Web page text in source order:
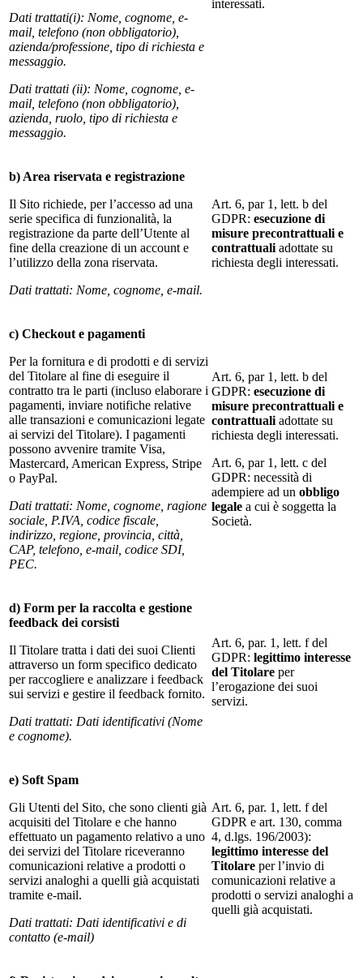
Dati trattati(i): Nome, cognome, e-
mail, telefono (non obbligatorio),
azienda/professione, tipo di richiesta e
messaggio.
Dati trattati (ii): Nome, cognome, e-
mail, telefono (non obbligatorio),
azienda, ruolo, tipo di richiesta e
messaggio.
interessati.
b) Area riservata e registrazione
Il Sito richiede, per l’accesso ad una
serie specifica di funzionalità, la
registrazione da parte dell’Utente al
fine della creazione di un account e
l’utilizzo della zona riservata.
Dati trattati: Nome, cognome, e-mail.
Art. 6, par 1, lett. b del
GDPR: esecuzione di
misure precontrattuali e
contrattuali adottate su
richiesta degli interessati.
c) Checkout e pagamenti
Per la fornitura e di prodotti e di servizi
del Titolare al fine di eseguire il
contratto tra le parti (incluso elaborare i
pagamenti, inviare notifiche relative
alle transazioni e comunicazioni legate
ai servizi del Titolare). I pagamenti
possono avvenire tramite Visa,
Mastercard, American Express, Stripe
o PayPal.
Dati trattati: Nome, cognome, ragione
sociale, P.IVA, codice fiscale,
indirizzo, regione, provincia, città,
CAP, telefono, e-mail, codice SDI,
PEC.
Art. 6, par 1, lett. b del
GDPR: esecuzione di
misure precontrattuali e
contrattuali adottate su
richiesta degli interessati.
Art. 6, par 1, lett. c del
GDPR: necessità di
adempiere ad un obbligo
legale a cui è soggetta la
Società.
d) Form per la raccolta e gestione
feedback dei corsisti
Il Titolare tratta i dati dei suoi Clienti
attraverso un form specifico dedicato
per raccogliere e analizzare i feedback
sui servizi e gestire il feedback fornito.
Dati trattati: Dati identificativi (Nome
e cognome).
Art. 6, par. 1, lett. f del
GDPR: legittimo interesse
del Titolare per
l’erogazione dei suoi
servizi.
e) Soft Spam
Gli Utenti del Sito, che sono clienti già
acquisiti del Titolare e che hanno
effettuato un pagamento relativo a uno
dei servizi del Titolare riceveranno
comunicazioni relative a prodotti o
servizi analoghi a quelli già acquistati
tramite e-mail.
Dati trattati: Dati identificativi e di
contatto (e-mail)
Art. 6, par. 1, lett. f del
GDPR e art. 130, comma
4, d.lgs. 196/2003):
legittimo interesse del
Titolare per l’invio di
comunicazioni relative a
prodotti o servizi analoghi a
quelli già acquistati.